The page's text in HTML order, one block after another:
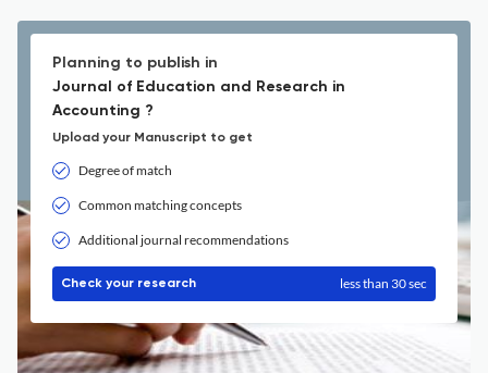
Planning to publish in
Journal of Education and Research in
Accounting ?
Upload your Manuscript to get
Degree of match
Common matching concepts
Additional journal recommendations
Check your research less than 30 sec